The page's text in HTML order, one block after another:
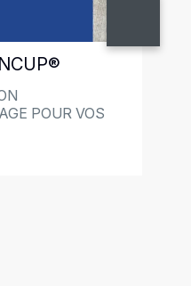
POUR VOS